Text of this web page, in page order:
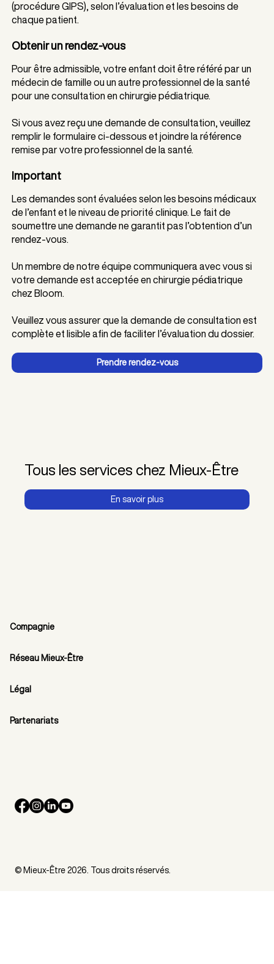
(procédure GIPS), selon l’évaluation et les besoins de
chaque patient.
Obtenir un rendez-vous
Pour être admissible, votre enfant doit être référé par un
médecin de famille ou un autre professionnel de la santé
pour une consultation en chirurgie pédiatrique.
Si vous avez reçu une demande de consultation, veuillez
remplir le formulaire ci-dessous et joindre la référence
remise par votre professionnel de la santé.
Important
Les demandes sont évaluées selon les besoins médicaux
de l’enfant et le niveau de priorité clinique. Le fait de
soumettre une demande ne garantit pas l’obtention d’un
rendez-vous.
Un membre de notre équipe communiquera avec vous si
votre demande est acceptée en chirurgie pédiatrique
chez Bloom.
Veuillez vous assurer que la demande de consultation est
complète et lisible afin de faciliter l’évaluation du dossier.
Prendre rendez-vous
Tous les services chez Mieux-Être
En savoir plus
Compagnie
Réseau Mieux-Être
Légal
Partenariats
© Mieux-Être 2026. Tous droits réservés.